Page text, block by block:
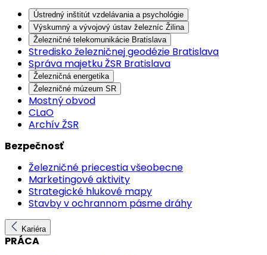
Ústredný inštitút vzdelávania a psychológie
Výskumný a vývojový ústav železníc Žilina
Železničné telekomunikácie Bratislava
Stredisko železničnej geodézie Bratislava
Správa majetku ŽSR Bratislava
Železničná energetika
Železničné múzeum SR
Mostný obvod
CLaO
Archív ŽSR
Bezpečnosť
Železničné priecestia všeobecne
Marketingové aktivity
Strategické hlukové mapy
Stavby v ochrannom pásme dráhy
Kariéra
PRÁCA